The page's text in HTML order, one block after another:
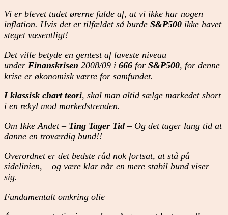
Vi er blevet tudet ørerne fulde af, at vi ikke har nogen
inflation. Hvis det er tilfældet så burde S&P500 ikke havet
steget væsentligt!
Det ville betyde en gentest af laveste niveau
under Finanskrisen 2008/09 i 666 for S&P500, for denne
krise er økonomisk værre for samfundet.
I klassisk chart teori, skal man altid sælge markedet short
i en rekyl mod markedstrenden.
Om Ikke Andet – Ting Tager Tid– Og det tager lang tid at
danne en troværdig bund!!
Overordnet er det bedste råd nok fortsat, at stå på
sidelinien, – og være klar når en mere stabil bund viser
sig.
Fundamentalt omkring olie